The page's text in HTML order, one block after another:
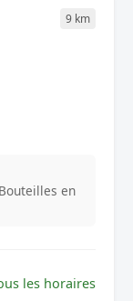
9 km
en
les horaires